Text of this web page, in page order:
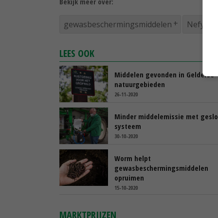
gewasbeschermingsmiddelen Nefyto
LEES OOK
Middelen gevonden in Gelderse
natuurgebieden
26-11-2020
Minder middelemissie met
systeem
30-10-2020
Worm helpt
gewasbeschermingsmiddelen
opruimen
15-10-2020
MARKTPRIJZEN